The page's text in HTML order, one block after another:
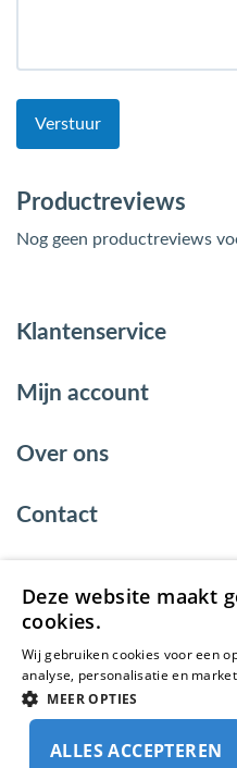
Verstuur
Productreviews
Nog geen productreviews
Klantenservice
Mijn account
Over ons
Contact
© 2026
Deze website maakt
cookies.
Wij gebruiken cookies voor een
analyse, personalisatie en
MEER OPTIES
ALLES ACCEPTEREN